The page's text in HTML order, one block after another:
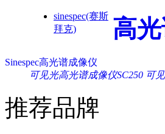
sinespec(赛斯
拜克)
高
Sinespec高光谱成像仪
可见光高光谱成像仪SC250 可
推荐品牌